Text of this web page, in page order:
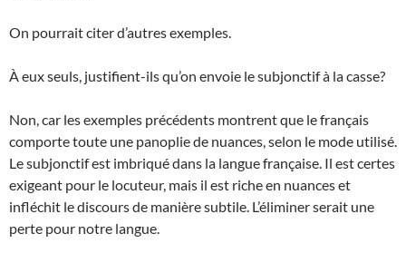
On pourrait citer d’autres exemples.
À eux seuls, justifient-ils qu’on envoie le subjonctif à la casse?
Non, car les exemples précédents montrent que le français
comporte toute une panoplie de nuances, selon le mode utilisé.
Le subjonctif est imbriqué dans la langue française. Il est certes
exigeant pour le locuteur, mais il est riche en nuances et
infléchit le discours de manière subtile. L’éliminer serait une
perte pour notre langue.